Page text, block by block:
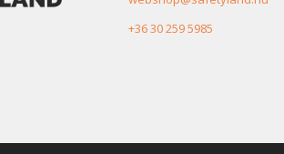
+36 30 259 5985